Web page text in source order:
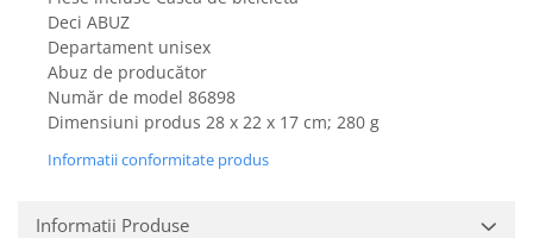
Consumabile sanitare
Cosmetice si produse ingrijire
personala
Igiena dentara
Jucarii, Copii & Bebe
Hrana bebelusi
Deci ABUZ
Departament unisex
Abuz de producător
Număr de model 86898
Dimensiuni produs ‎28 x 22 x 17 cm; 280 g
Informatii conformitate produs
Informatii Produse